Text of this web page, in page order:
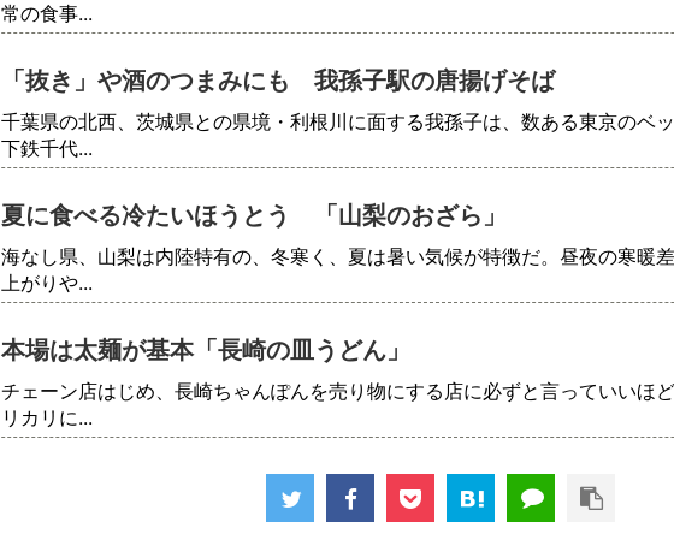
常の食事...
「抜き」や酒のつまみにも 我孫子駅の唐揚げそば
千葉県の北西、茨城県との県境・利根川に面する我孫子は、数ある東京のベ
下鉄千代...
夏に食べる冷たいほうとう 「山梨のおざら」
海なし県、山梨は内陸特有の、冬寒く、夏は暑い気候が特徴だ。昼夜の寒暖
上がりや...
本場は太麺が基本「長崎の皿うどん」
チェーン店はじめ、長崎ちゃんぽんを売り物にする店に必ずと言っていいほ
リカリに...